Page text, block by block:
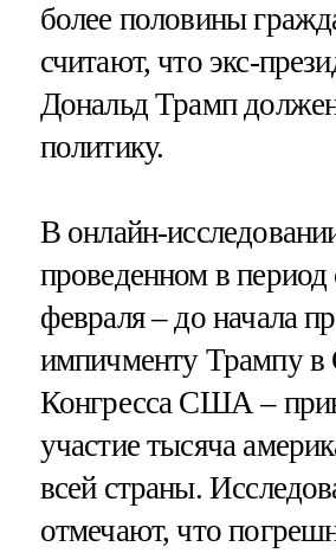
более половины
считают, что экс-
Дональд Трамп
политику.
В онлайн-
проведенном в период
февраля – до начала
импичменту Трампу в
Конгресса США –
участие тысяча
всей страны.
отмечают, что